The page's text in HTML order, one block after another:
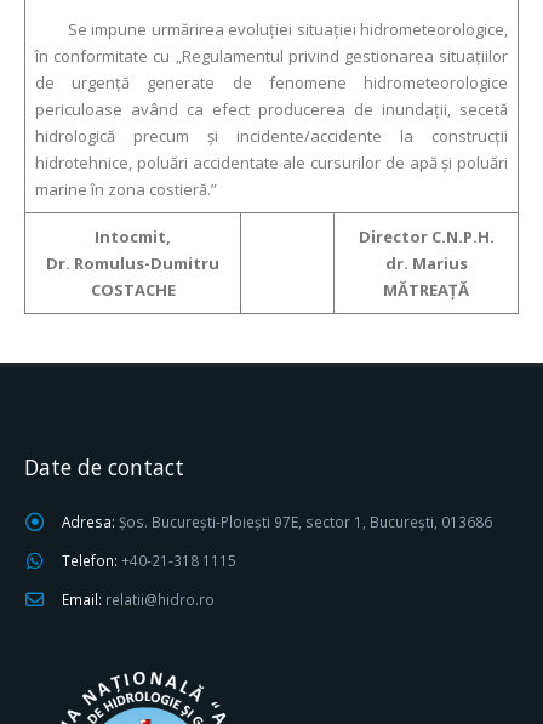
Se impune urmărirea evoluției situației hidrometeorologice,
în conformitate cu „Regulamentul privind gestionarea situațiilor
de urgență generate de fenomene hidrometeorologice
periculoase având ca efect producerea de inundații, secetă
hidrologică precum și incidente/accidente la construcții
hidrotehnice, poluări accidentate ale cursurilor de apă și poluări
marine în zona costieră.”
Intocmit,
Dr. Romulus-Dumitru
COSTACHE
Director C.N.P.H.
dr. Marius
MĂTREAȚĂ
Date de contact
Adresa: Șos. București-Ploiești 97E, sector 1, București, 013686
Telefon: +40-21-318 1115
Email: relatii@hidro.ro